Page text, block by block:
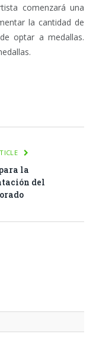
comenzará una
la cantidad de
optar a medallas.
la
del